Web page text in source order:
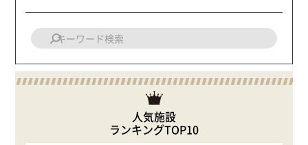
人気施設
ランキングTOP10